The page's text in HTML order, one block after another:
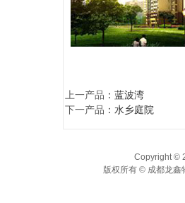
上一产品 ： 蓝波湾
下一产品 ： 水乡庭院
Copyright ©
版权所有 © 成都龙